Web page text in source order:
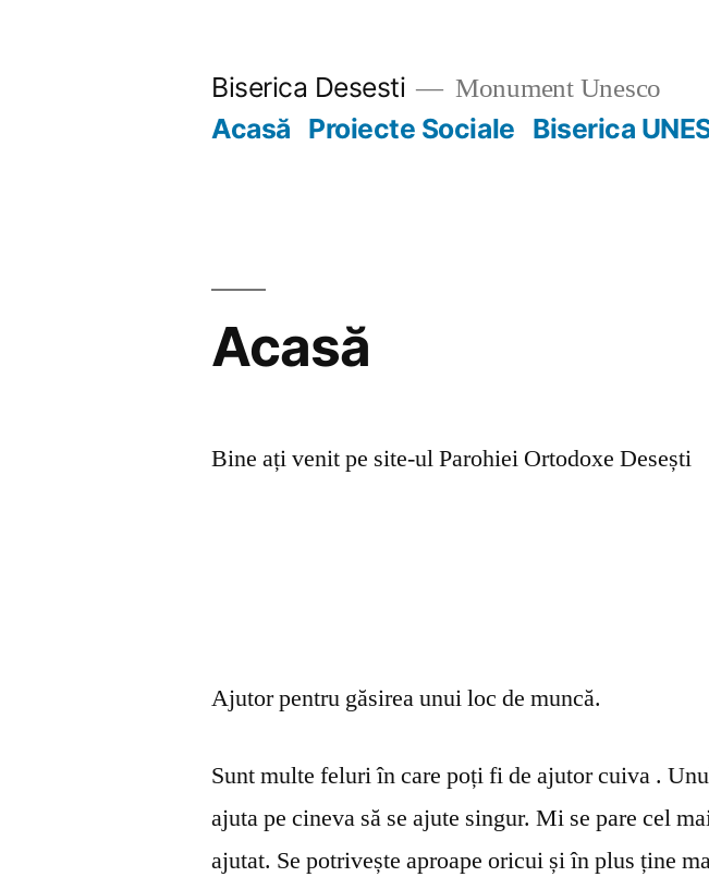
Biserica Desesti Monument Unesco
Acasă Proiecte Sociale Biserica
Acasă
Bine ați venit pe site-ul Parohiei Ortodoxe Desești
Ajutor pentru găsirea unui loc de muncă.
Sunt multe feluri în care poți fi de ajutor cuiva .
ajuta pe cineva să se ajute singur. Mi se pare cel
ajutat. Se potrivește aproape oricui și în plus ține